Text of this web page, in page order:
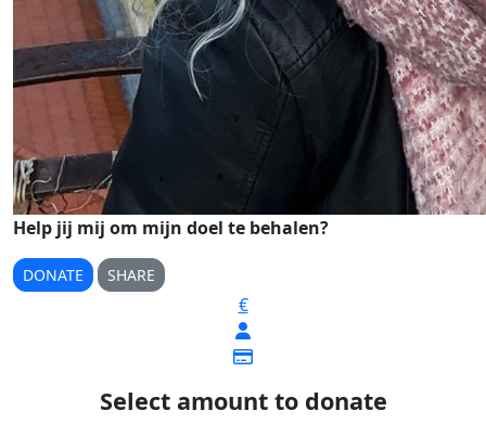
Help jij mij om mijn doel te behalen?
DONATE SHARE
€
Select amount to donate